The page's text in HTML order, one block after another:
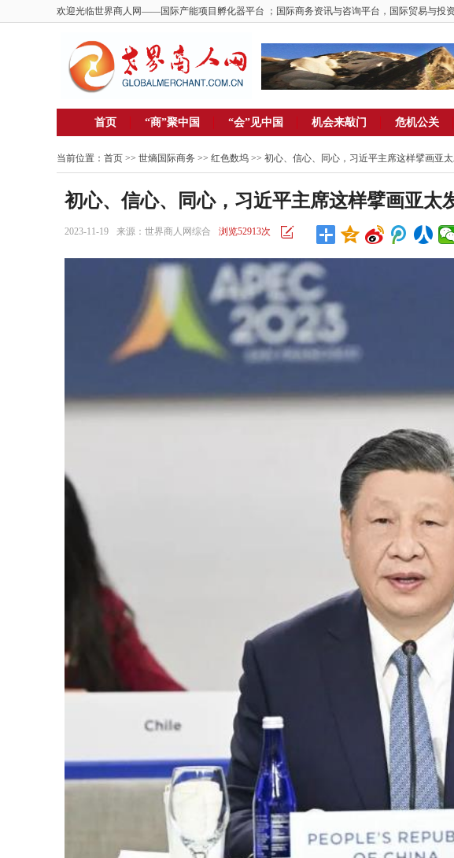
欢迎光临世界商人网——国际产能项目孵化器平台 ；国际商务资讯与咨询平台，国际贸易与投
首页 “商”聚中国 “会”见中国 机会来敲门 危机公关
当前位置： 首页 >> 世熵国际商务 >> 红色数坞 >> 初心、信心、同心，习近平主席这样擘画亚
初心、信心、同心，习近平主席这样擘画亚太
2023-11-19 来源：世界商人网综合 浏览52913次